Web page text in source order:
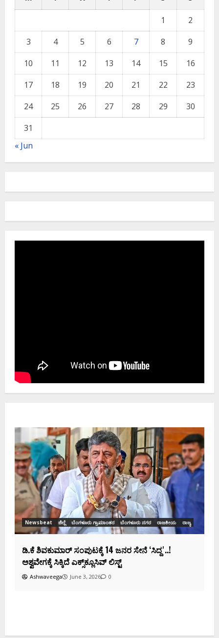
1
2
3
4 5 6 7 8
9
10
11 12 13 14 15
16
17
18 19 20 21 22
23
24
25 26 27 28 29
30
31
« Jun
Newsbeat ಜಿಲ್ಲೆ ರಾಜಕೀಯ ರಾಜ್ಯ
ಡಿಕೆಶಿ ಜತೆ 14 ಮಂದಿ ಪ್ರಮಾಣವಚನ ಸಾಧ್ಯತೆ.. ಇಲ್ಲಿದೆ
ಸಂಭಾವ್ಯ ಸಚಿವರ ಫೈನಲ್ ಲಿಸ್ಟ್‌!
Ashwaveega June 3, 2026 0